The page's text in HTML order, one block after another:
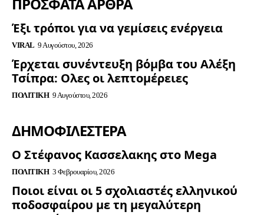
ΠΡΟΣΦΑΤΑ ΑΡΘΡΑ
Έξι τρόποι για να γεμίσεις ενέργεια
VIRAL 9 Αυγούστου, 2026
Έρχεται συνέντευξη βόμβα του Αλέξη
Τσίπρα: Ολες οι λεπτομέρειες
ΠΟΛΙΤΙΚΉ 9 Αυγούστου, 2026
ΔΗΜΟΦΙΛΈΣΤΕΡΑ
Ο Στέφανος Κασσελακης στο Mega
ΠΟΛΙΤΙΚΉ 3 Φεβρουαρίου, 2026
Ποιοι είναι οι 5 σχολιαστές ελληνικού
ποδοσφαίρου με τη μεγαλύτερη